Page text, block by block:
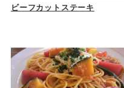
ビーフカットステーキ